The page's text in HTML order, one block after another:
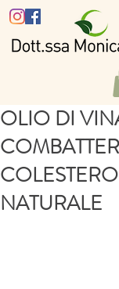
OLIO DI
NATURALE